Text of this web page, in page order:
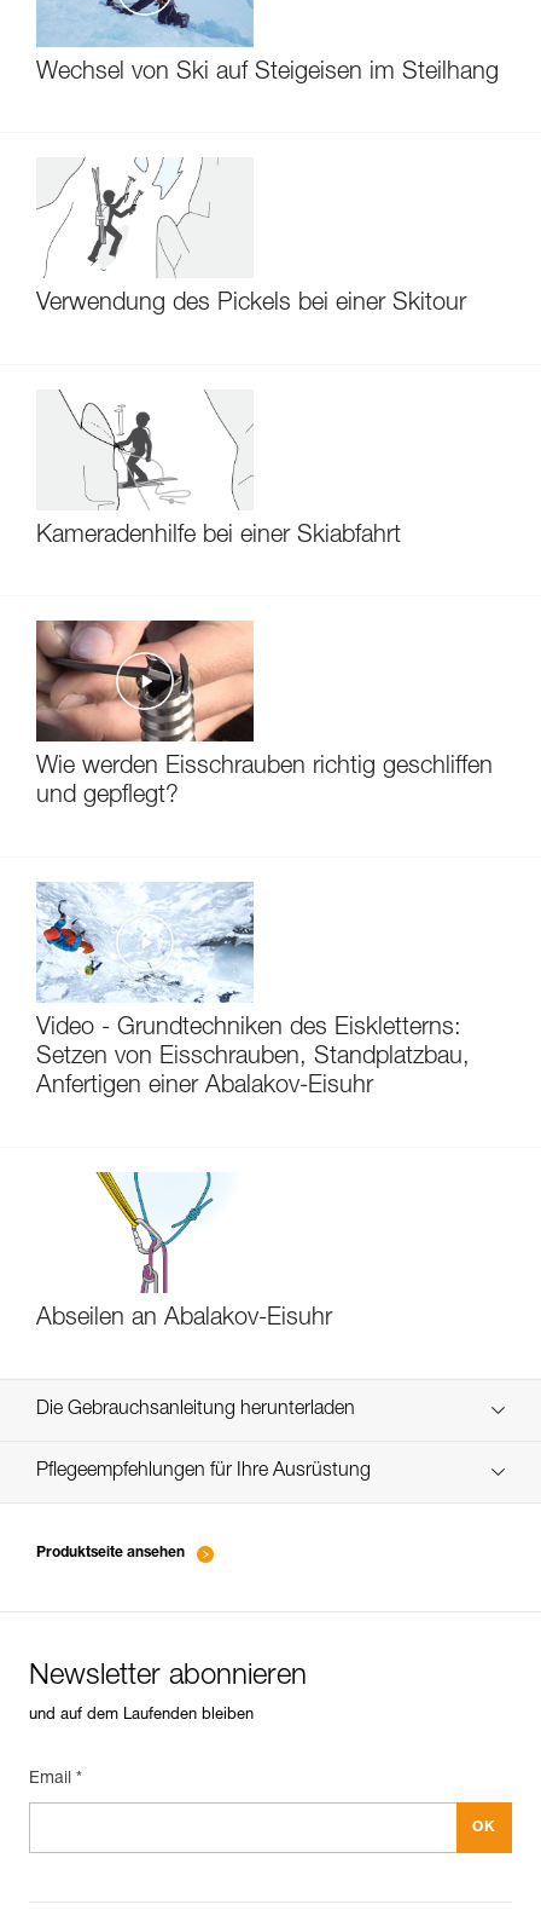
Wechsel von Ski auf Steigeisen im Steilhang
Verwendung des Pickels bei einer Skitour
Kameradenhilfe bei einer Skiabfahrt
Wie werden Eisschrauben richtig geschliffen
und gepflegt?
Video - Grundtechniken des Eiskletterns:
Setzen von Eisschrauben, Standplatzbau,
Anfertigen einer Abalakov-Eisuhr
Abseilen an Abalakov-Eisuhr
Die Gebrauchsanleitung herunterladen
Technical Notice
Pflegeempfehlungen für Ihre Ausrüstung
Produktseite ansehen
Newsletter abonnieren
und auf dem Laufenden bleiben
Email *